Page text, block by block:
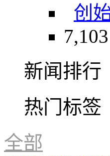
创
7,103
新闻排行
热门标签
全部